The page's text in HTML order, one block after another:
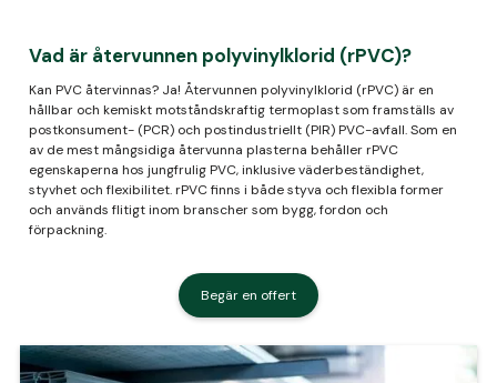
Vad är återvunnen polyvinylklorid (rPVC)?
Kan PVC återvinnas? Ja! Återvunnen polyvinylklorid (rPVC) är en
hållbar och kemiskt motståndskraftig termoplast som framställs av
postkonsument- (PCR) och postindustriellt (PIR) PVC-avfall. Som en
av de mest mångsidiga återvunna plasterna behåller rPVC
egenskaperna hos jungfrulig PVC, inklusive väderbeständighet,
styvhet och flexibilitet. rPVC finns i både styva och flexibla former
och används flitigt inom branscher som bygg, fordon och
förpackning.
Begär en offert